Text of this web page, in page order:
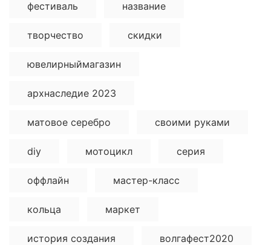
фестиваль название
творчество скидки
ювелирныймагазин
архнаследие 2023
матовое серебро своими руками
diy мотоцикл серия
оффлайн мастер-класс
кольца маркет
история создания волгафест2020